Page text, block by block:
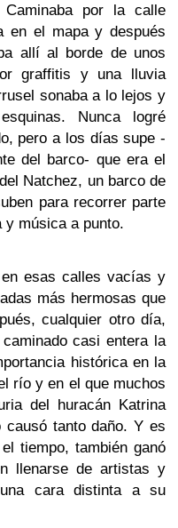
por la calle
en el mapa y después
allí al borde de unos
graffitis y una lluvia
sonaba a lo lejos y
Nunca logré
pero a los días supe -
del barco- que era el
Natchez, un barco de
para recorrer parte
y música a punto.
esas calles vacías y
más hermosas que
cualquier otro día,
casi entera la
histórica en la
río y en el que muchos
del huracán Katrina
tanto daño. Y es
tiempo, también ganó
llenarse de artistas y
cara distinta a su